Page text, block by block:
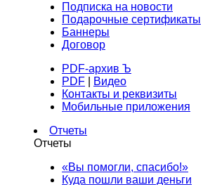
Подписка на новости
Подарочные сертификаты
Баннеры
Договор
PDF-архив Ъ
PDF
Видео
Контакты и реквизиты
Мобильные приложения
Отчеты
Отчеты
«Вы помогли, спасибо!»
Куда пошли ваши деньги